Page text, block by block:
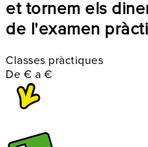
et tornem els
de l'examen
Classes pràctiques
De € a €